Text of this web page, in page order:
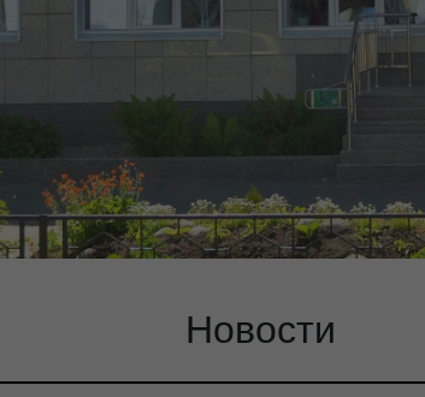
Новости